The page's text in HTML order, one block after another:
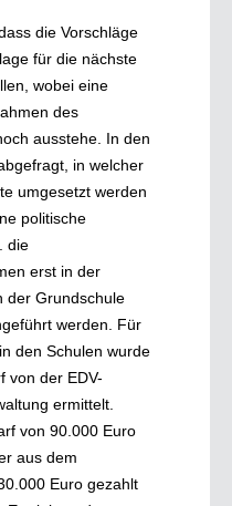
die Vorschläge
für die nächste
wobei eine
des
ausstehe. In den
in welcher
umgesetzt werden
politische
die
erst in der
der Grundschule
werden. Für
den Schulen wurde
von der EDV-
ermittelt.
von 90.000 Euro
aus dem
Euro gezahlt